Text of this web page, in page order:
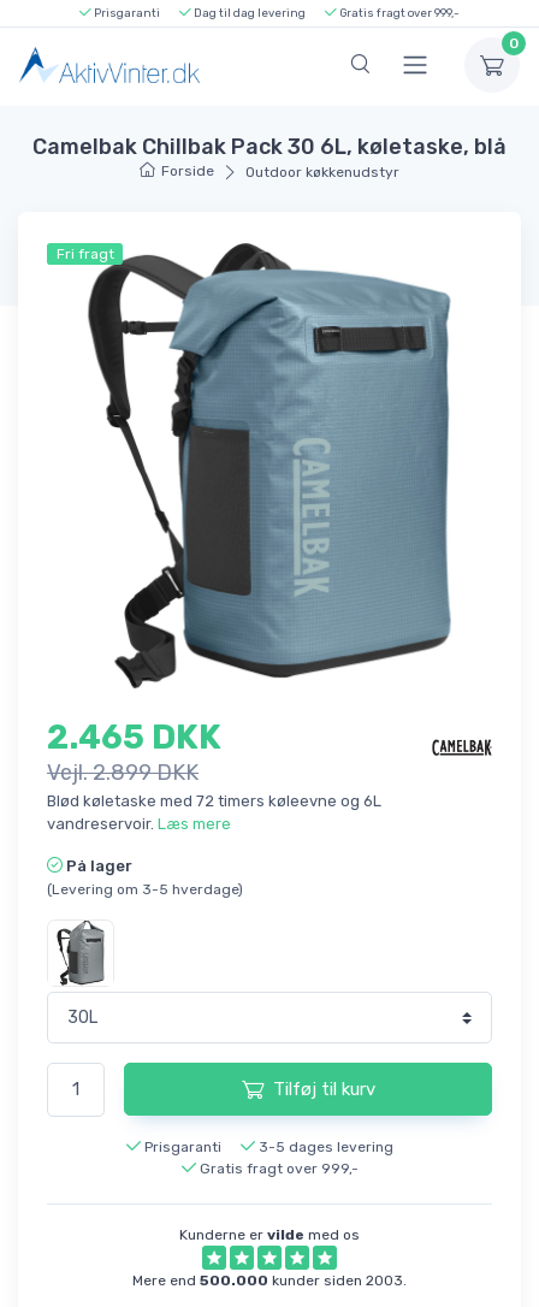
Prisgaranti Dag til dag levering Gratis fragt over 999,-
0
Camelbak Chillbak Pack 30 6L, køletaske, blå
Forside Outdoor køkkenudstyr
Fri fragt
2.465 DKK
Vejl. 2.899 DKK
Blød køletaske med 72 timers køleevne og 6L
vandreservoir. Læs mere
På lager
(Levering om 3-5 hverdage)
Tilføj til kurv
Prisgaranti
3-5 dages levering
Gratis fragt over 999,-
Kunderne er vilde med os
Mere end 500.000 kunder siden 2003.